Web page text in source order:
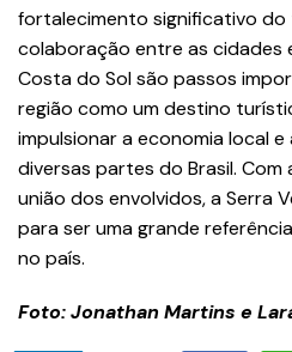
fortalecimento significativo do
colaboração entre as cidades
Costa do Sol são passos
região como um destino
impulsionar a economia local
diversas partes do Brasil.
união dos envolvidos, a Serra
para ser uma grande
no país.
Foto: Jonathan Martins e